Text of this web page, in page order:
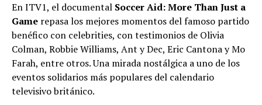
En ITV1, el documental Soccer Aid: More Than Just a
Game repasa los mejores momentos del famoso partido
benéfico con celebrities, con testimonios de Olivia
Colman, Robbie Williams, Ant y Dec, Eric Cantona y Mo
Farah, entre otros. Una mirada nostálgica a uno de los
eventos solidarios más populares del calendario
televisivo británico.